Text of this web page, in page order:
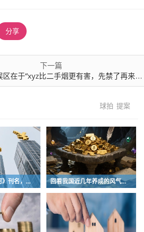
分享
下一篇
在于“xyz比二手烟更有害，先禁了再来控烟”
球拍 提案
贾平凹擅改《延河》刊名，到底错在哪里？这三点才是问题的关键 回看我国近几年养成的风气习惯